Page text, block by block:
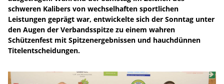
schweren Kalibers von wechselhaften sportlichen
Leistungen geprägt war, entwickelte sich der Sonntag unter
den Augen der Verbandsspitze zu einem wahren
Schützenfest mit Spitzenergebnissen und hauchdünnen
Titelentscheidungen.